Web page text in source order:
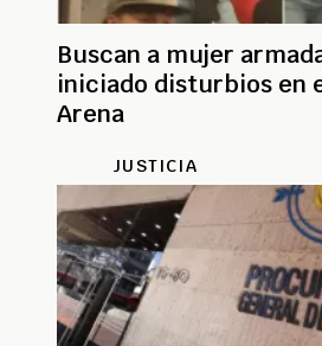
Buscan a mujer
iniciado disturbios en
Arena
JUSTICIA